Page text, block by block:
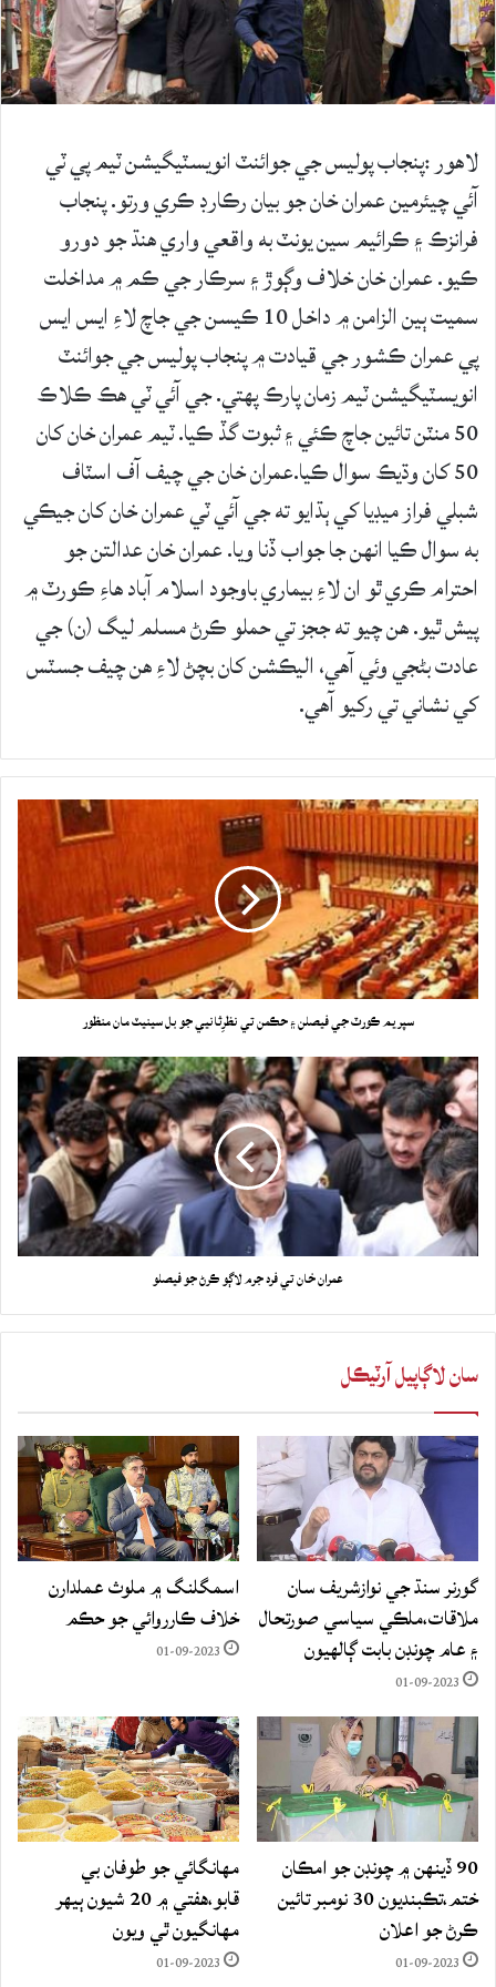
لاهور :پنجاب پوليس جي جوائنٽ انويسٽيگيشن ٽيم پي ٽي
آئي چيئرمين عمران خان جو بيان رڪارڊ ڪري ورتو. پنجاب
فرانزڪ ۽ ڪرائيم سين يونٽ به واقعي واري هنڌ جو دورو
ڪيو. عمران خان خلاف وڳوڙ ۽ سرڪار جي ڪم ۾ مداخلت
سميت ٻين الزامن ۾ داخل 10 ڪيسن جي جاچ لاءِ ايس ايس
پي عمران ڪشور جي قيادت ۾ پنجاب پوليس جي جوائنٽ
انويسٽيگيشن ٽيم زمان پارڪ پهتي. جي آئي ٽي هڪ ڪلاڪ
50 منٽن تائين جاچ ڪئي ۽ ثبوت گڏ ڪيا. ٽيم عمران خان کان
50 کان وڌيڪ سوال ڪيا.عمران خان جي چيف آف اسٽاف
شبلي فراز ميڊيا کي ٻڌايو ته جي آئي ٽي عمران خان کان جيڪي
به سوال ڪيا انهن جا جواب ڏنا ويا. عمران خان عدالتن جو
احترام ڪري ٿو ان لاءِ بيماري باوجود اسلام آباد هاءِ ڪورٽ ۾
پيش ٿيو. هن چيو ته ججز تي حملو ڪرڻ مسلم ليگ (ن) جي
عادت بڻجي وئي آهي، اليڪشن کان بچڻ لاءِ هن چيف جسٽس
کي نشاني تي رکيو آهي.
سپريم ڪورٽ جي فيصلن ۽ حڪمن تي نظرِثانیي جو بل سينيٽ مان منظور
عمران خان تي فرد جرم لاڳو ڪرڻ جو فيصلو
سان لاڳاپيل آرٽيڪل
گورنر سنڌ جي نوازشريف سان
ملاقات،ملڪي سياسي صورتحال
۽ عام چونڊن بابت ڳالهيون
01-09-2023
اسمگلنگ ۾ ملوث عملدارن
خلاف ڪارروائي جو حڪم
01-09-2023
90 ڏينهن ۾ چونڊن جو امڪان
ختم،تڪبنديون 30 نومبر تائين
ڪرڻ جو اعلان
01-09-2023
مهانگائي جو طوفان بي
قابو،هفتي ۾ 20 شيون ٻيهر
مهانگيون ٿي ويون
01-09-2023